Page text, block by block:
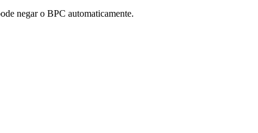
negar o BPC automaticamente.